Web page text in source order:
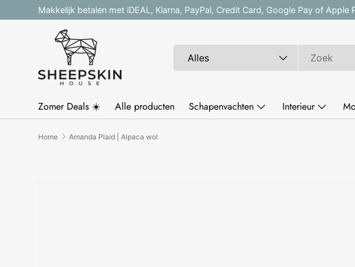
Ga naar inhoud
Makkelijk betalen met iDEAL, Klarna, PayPal, Credit Card, Google Pay of Apple
Alles
Zomer Deals ☀️ Alle producten Schapenvachten Interieur
Home Amanda Plaid | Alpaca wol